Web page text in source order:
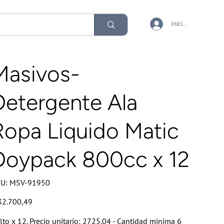
Iniciar sesión
Ala
Liquido Matic
800cc x 12
SKU
MSV-
MSV-91950
x 12. Precio unitario: 2725.04 - Cantidad minima 6